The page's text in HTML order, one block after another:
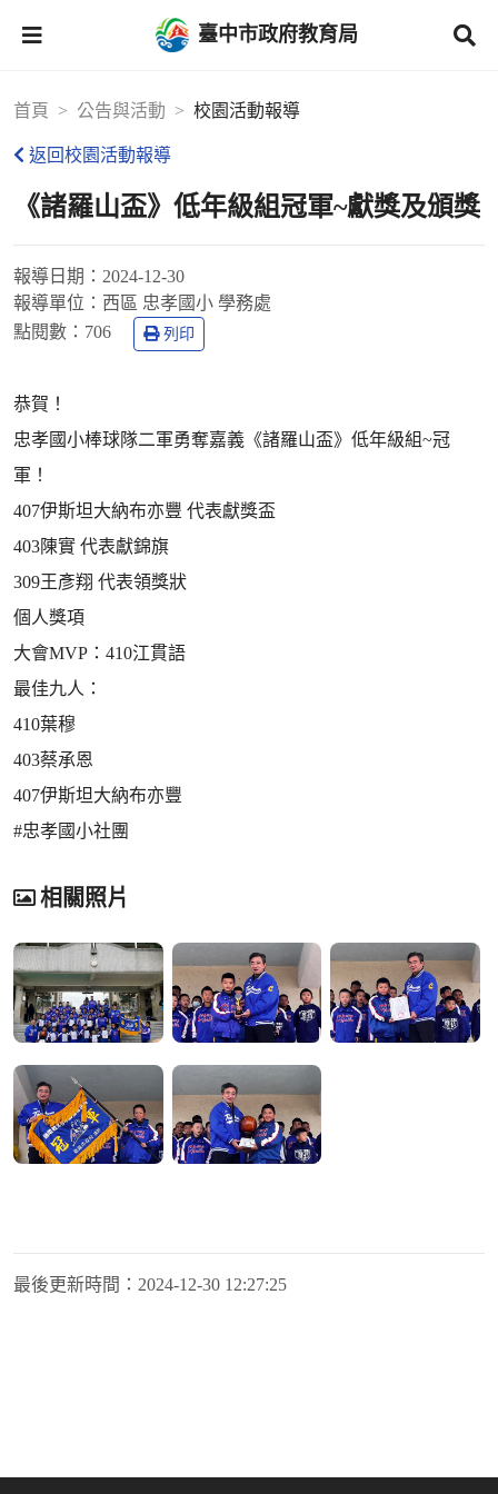
臺中市政府教育局
首頁 公告與活動 校園活動報導
返回校園活動報導
《諸羅山盃》低年級組冠軍~獻獎及頒獎
報導日期： 2024-12-30
報導單位： 西區 忠孝國小 學務處
點閱數： 706 列印
恭賀！
忠孝國小棒球隊二軍勇奪嘉義《諸羅山盃》低年級組~冠
軍！
407伊斯坦大納布亦豐 代表獻獎盃
403陳實 代表獻錦旗
309王彥翔 代表領獎狀
個人獎項
大會MVP：410江貫語
最佳九人：
410葉穆
403蔡承恩
407伊斯坦大納布亦豐
#忠孝國小社團
相關照片
最後更新時間： 2024-12-30 12:27:25